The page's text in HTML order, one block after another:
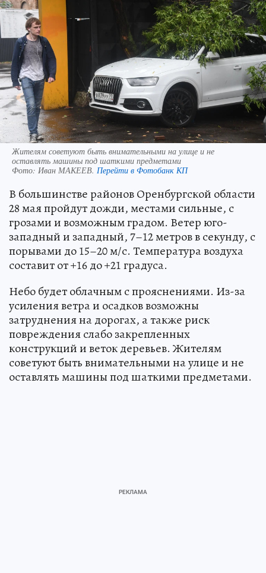
Жителям советуют быть внимательными на улице и не
оставлять машины под шаткими предметами
Фото: Иван МАКЕЕВ. Перейти в Фотобанк КП
В большинстве районов Оренбургской области
28 мая пройдут дожди, местами сильные, с
грозами и возможным градом. Ветер юго-
западный и западный, 7–12 метров в секунду, с
порывами до 15–20 м/с. Температура воздуха
составит от +16 до +21 градуса.
Небо будет облачным с прояснениями. Из-за
усиления ветра и осадков возможны
затруднения на дорогах, а также риск
повреждения слабо закрепленных
конструкций и веток деревьев. Жителям
советуют быть внимательными на улице и не
оставлять машины под шаткими предметами.